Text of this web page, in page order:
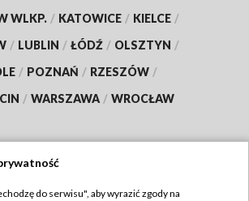
WLKP. / KATOWICE / KIELCE /
/ LUBLIN / ŁÓDŹ / OLSZTYN /
/ POZNAŃ / RZESZÓW /
/ WARSZAWA / WROCŁAW
do serwisu", aby wyrazić zgody na